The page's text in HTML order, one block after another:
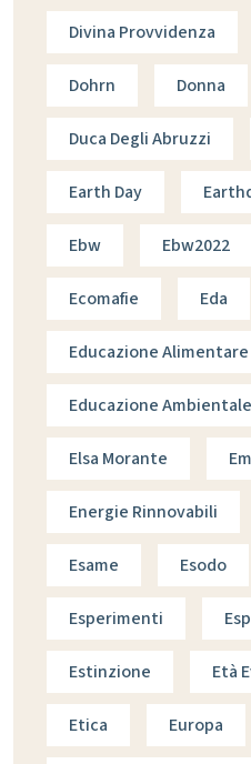
Divina Provvidenza
Dohrn Donna
Duca Degli Abruzzi
Earth Day
Ebw Ebw2022
Ecomafie Eda
Educazione Alimentare
Educazione Ambientale
Elsa Morante
Energie Rinnovabili
Esame Esodo
Esperimenti
Estinzione Età
Etica Europa